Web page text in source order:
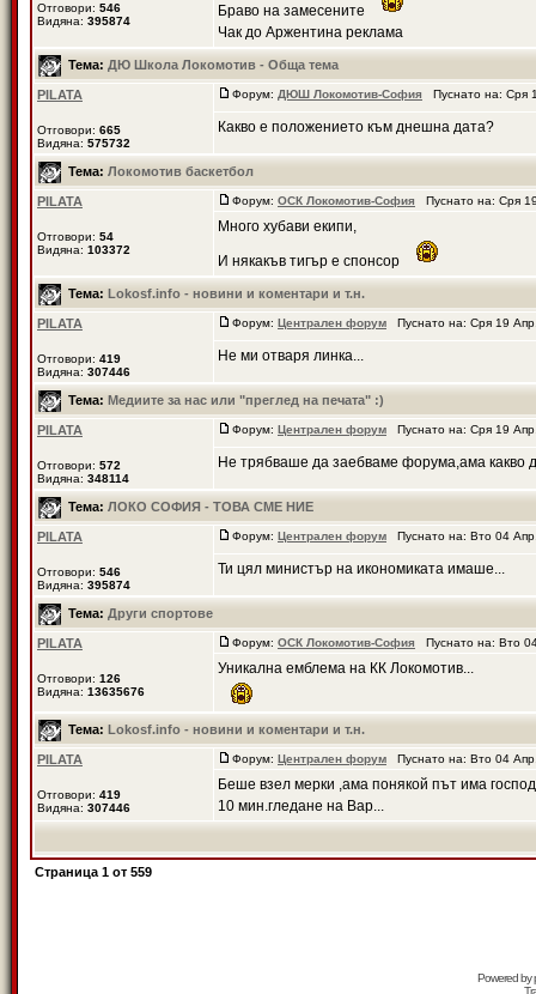
Отговори: 546
Видяна: 395874
Браво на замесените
Чак до Аржентина реклама
Тема: ДЮ Школа Локомотив - Обща тема
PILATA
Отговори: 665
Видяна: 575732
Форум: ДЮШ Локомотив-София Пуснато на: Сря
Какво е положението към днешна дата?
Тема: Локомотив баскетбол
PILATA
Отговори: 54
Видяна: 103372
Форум: ОСК Локомотив-София Пуснато на: Сря
Много хубави екипи,
И някакъв тигър е спонсор
Тема: Lokosf.info - новини и коментари и т.н.
PILATA
Отговори: 419
Видяна: 307446
Форум: Централен форум Пуснато на: Сря 19
Не ми отваря линка...
Тема: Медиите за нас или "преглед на печата" :)
PILATA
Отговори: 572
Видяна: 348114
Форум: Централен форум Пуснато на: Сря 19
Не трябваше да заебваме форума,ама какво
Тема: ЛОКО СОФИЯ - ТОВА СМЕ НИЕ
PILATA
Отговори: 546
Видяна: 395874
Форум: Централен форум Пуснато на: Вто 04
Ти цял министър на икономиката имаше...
Тема: Други спортове
PILATA
Отговори: 126
Видяна: 13635676
Форум: ОСК Локомотив-София Пуснато на: Вто
Уникална емблема на КК Локомотив...
Тема: Lokosf.info - новини и коментари и т.н.
PILATA
Отговори: 419
Видяна: 307446
Форум: Централен форум Пуснато на: Вто 04
Беше взел мерки ,ама понякой път има
10 мин.гледане на Вар...
Страница 1 от 559
Powered by